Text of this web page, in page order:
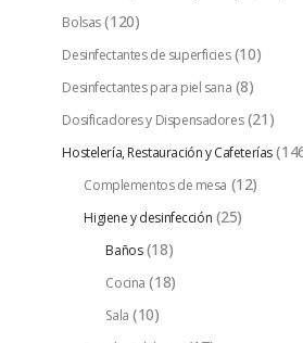
Bolsas (120)
Desinfectantes de superficies (10)
Desinfectantes para piel sana (8)
Dosificadores y Dispensadores (21)
Hostelería, Restauración y Cafeterías
Complementos de mesa (12)
Higiene y desinfección (25)
Baños (18)
Cocina (18)
Sala (10)